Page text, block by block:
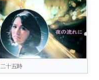
二十五時